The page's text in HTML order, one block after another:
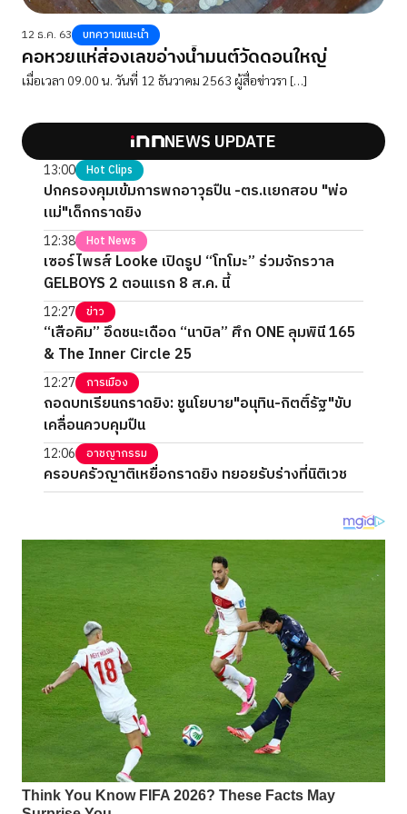
12 ธ.ค. 63 บทความแนะนำ
คอหวยแห่ส่องเลขอ่างน้ำมนต์วัดดอนใหญ่
เมื่อเวลา 09.00 น. วันที่ 12 ธันวาคม 2563 ผู้สื่อข่าวรา […]
NEWS UPDATE
13:00 Hot Clips
ปกครองคุมเข้มการพกอาวุธปืน -ตร.แยกสอบ "พ่อ
แม่"เด็กกราดยิง
12:38 Hot News
เซอร์ไพรส์ Looke เปิดรูป “โทโมะ” ร่วมจักรวาล
GELBOYS 2 ตอนแรก 8 ส.ค. นี้
12:27 ข่าว
“เสือคิม” อึดชนะเดือด “นาบิล” ศึก ONE ลุมพินี 165
& The Inner Circle 25
12:27 การเมือง
ถอดบทเรียนกราดยิง: ชูนโยบาย"อนุทิน-กิตติ์รัฐ"ขับ
เคลื่อนควบคุมปืน
12:06 อาชญากรรม
ครอบครัวญาติเหยื่อกราดยิง ทยอยรับร่างที่นิติเวช